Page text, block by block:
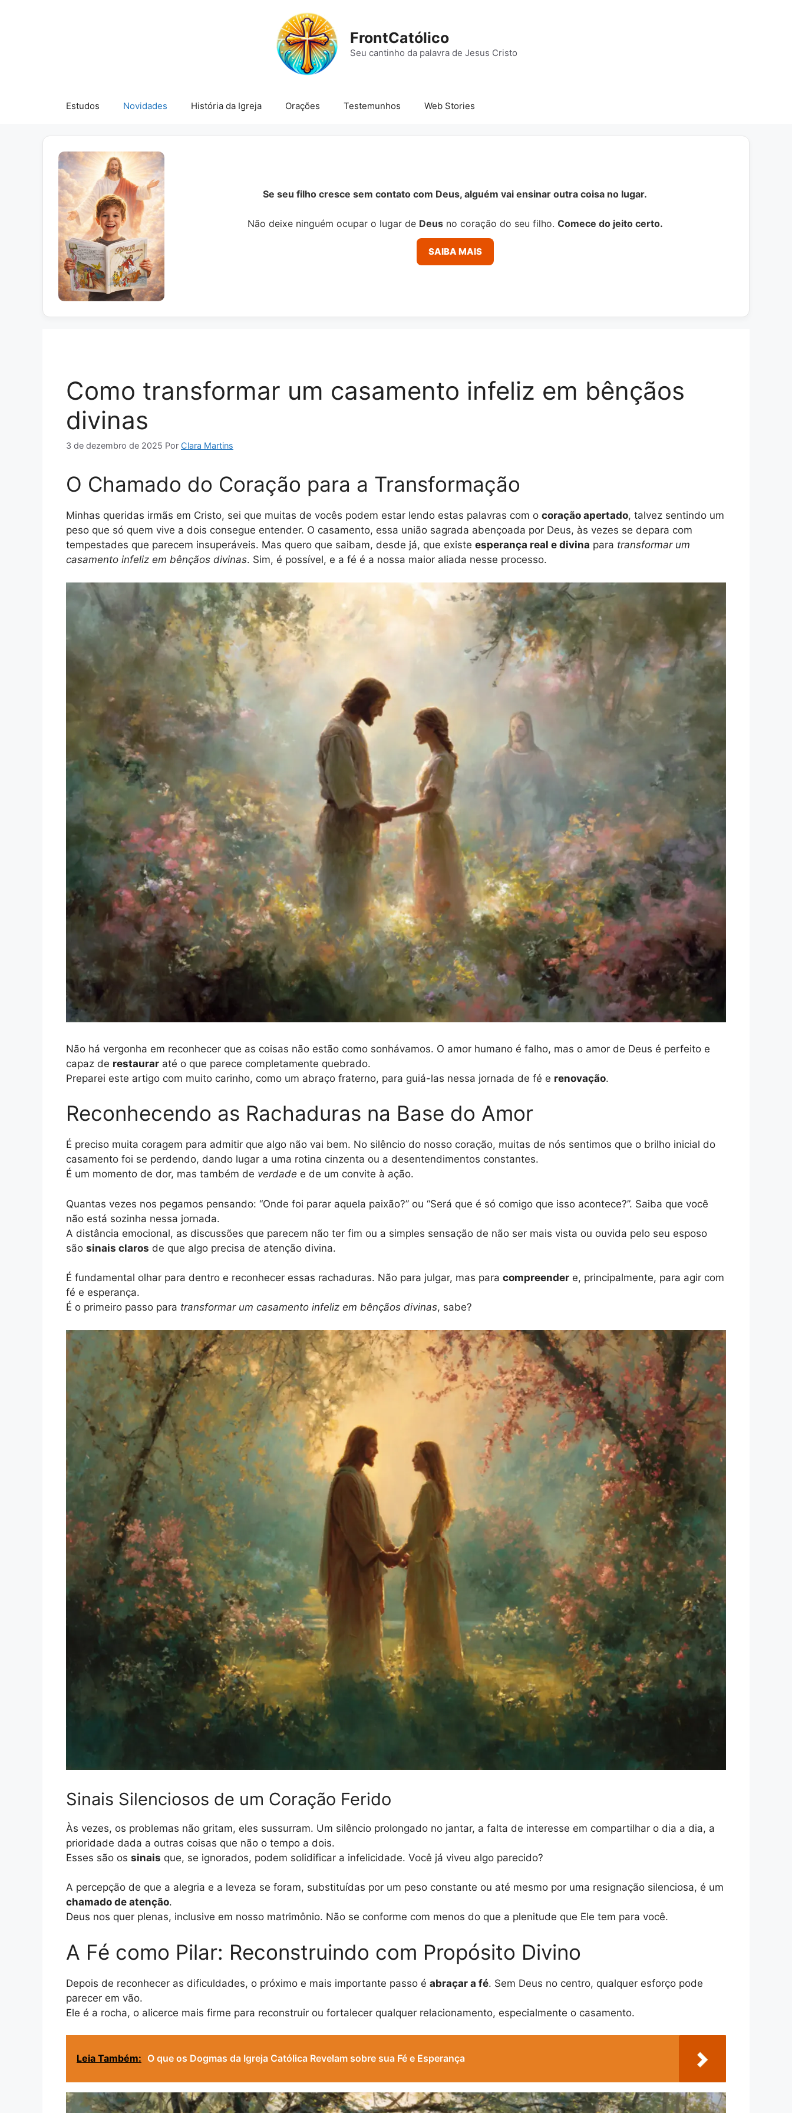
FrontCatólico
Seu cantinho da palavra de Jesus Cristo
Estudos Novidades História da Igreja Orações Testemunhos Web Stories
Se seu filho cresce sem contato com Deus, alguém vai ensinar outra coisa no lugar.
Não deixe ninguém ocupar o lugar de Deusno coração do seu filho. Comece do jeito certo.
SAIBA MAIS
Como transformar um casamento infeliz em bênçãos
divinas
3 de dezembro de 2025 Por Clara Martins
O Chamado do Coração para a Transformação
Minhas queridas irmãs em Cristo, sei que muitas de vocês podem estar lendo estas palavras com o coração apertado, talvez sentindo um
peso que só quem vive a dois consegue entender. O casamento, essa união sagrada abençoada por Deus, às vezes se depara com
tempestades que parecem insuperáveis. Mas quero que saibam, desde já, que existe esperança real e divina para transformar um
casamento infeliz em bênçãos divinas. Sim, é possível, e a fé é a nossa maior aliada nesse processo.
Não há vergonha em reconhecer que as coisas não estão como sonhávamos. O amor humano é falho, mas o amor de Deus é perfeito e
capaz de restaurar até o que parece completamente quebrado.
Preparei este artigo com muito carinho, como um abraço fraterno, para guiá-las nessa jornada de fé e renovação.
Reconhecendo as Rachaduras na Base do Amor
É preciso muita coragem para admitir que algo não vai bem. No silêncio do nosso coração, muitas de nós sentimos que o brilho inicial do
casamento foi se perdendo, dando lugar a uma rotina cinzenta ou a desentendimentos constantes.
É um momento de dor, mas também de verdade e de um convite à ação.
Quantas vezes nos pegamos pensando: “Onde foi parar aquela paixão?” ou “Será que é só comigo que isso acontece?”. Saiba que você
não está sozinha nessa jornada.
A distância emocional, as discussões que parecem não ter fim ou a simples sensação de não ser mais vista ou ouvida pelo seu esposo
são sinais claros de que algo precisa de atenção divina.
É fundamental olhar para dentro e reconhecer essas rachaduras. Não para julgar, mas para compreender e, principalmente, para agir com
fé e esperança.
É o primeiro passo para transformar um casamento infeliz em bênçãos divinas, sabe?
Sinais Silenciosos de um Coração Ferido
Às vezes, os problemas não gritam, eles sussurram. Um silêncio prolongado no jantar, a falta de interesse em compartilhar o dia a dia, a
prioridade dada a outras coisas que não o tempo a dois.
Esses são os sinais que, se ignorados, podem solidificar a infelicidade. Você já viveu algo parecido?
A percepção de que a alegria e a leveza se foram, substituídas por um peso constante ou até mesmo por uma resignação silenciosa, é um
chamado de atenção.
Deus nos quer plenas, inclusive em nosso matrimônio. Não se conforme com menos do que a plenitude que Ele tem para você.
A Fé como Pilar: Reconstruindo com Propósito Divino
Depois de reconhecer as dificuldades, o próximo e mais importante passo é abraçar a fé. Sem Deus no centro, qualquer esforço pode
parecer em vão.
Ele é a rocha, o alicerce mais firme para reconstruir ou fortalecer qualquer relacionamento, especialmente o casamento.
Leia Também: O que os Dogmas da Igreja Católica Revelam sobre sua Fé e Esperança